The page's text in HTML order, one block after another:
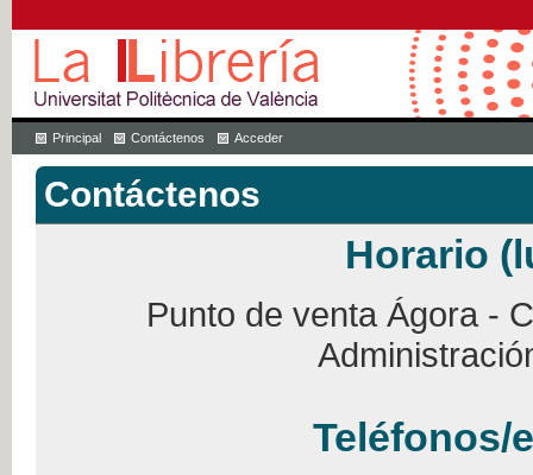
Principal Contáctenos Acceder
Contáctenos
Horario
Punto de venta Ágora -
Teléfonos/